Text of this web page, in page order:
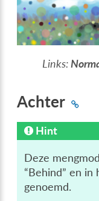
Links:
Achter
Hint
Deze
“Behind” en in
genoemd.